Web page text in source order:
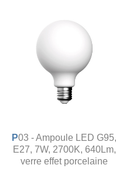
P03 - Ampoule LED G95,
E27, 7W, 2700K, 640Lm,
verre effet porcelaine